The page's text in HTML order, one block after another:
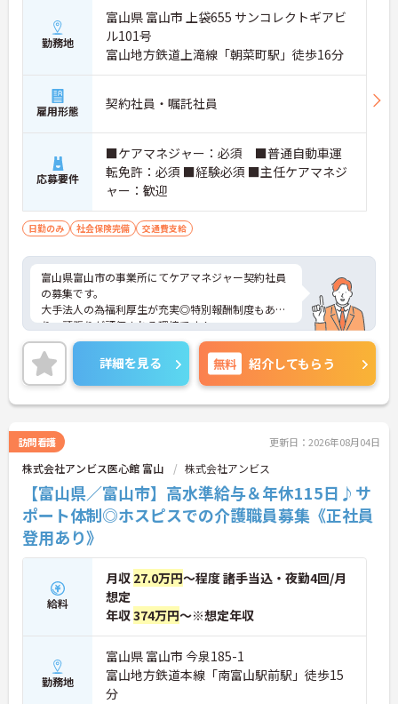
【多彩な経験を積み、専門性やキャリアを高められ
ます】
・在宅系から入居系まで幅広いサービスを展開して
・マネジメントへの挑戦など多彩なキャリアパスが
用意されているため、ご自身の目標に合わせて成長
していける環境です。
【頑張りが収入に直結し、モチベーションを高めら
れます】
・施設運営への貢献やチームワークを評価する独自
の特別報酬制度により、賞与とは別に収入アップが
期待できます。
いモチベーションを維持しながらやりがいを持って
働けます。
【個性を活かしながら、自分らしいスタイルで働け
ます】
・髪色やネイル、ヒゲなどが原則自由となってお
り、ご自身の価値観や清潔感を大切にしながら自分
らしく働ける環境です。
勤務地
富山県 富山市 上袋655 サンコレクトギアビ
ル101号
富山地方鉄道上滝線「朝菜町駅」徒歩16分
雇用形態 契約社員・嘱託社員
応募要件
■ケアマネジャー：必須 ■普通自動車運
転免許：必須 ■経験必須 ■主任ケアマネジ
ャー：歓迎
日勤のみ 社会保険完備 交通費支給
富山県富山市の事業所にてケアマネジャー契約社員
の募集です。
大手法人の為福利厚生が充実◎特別報酬制度もあ
り、頑張りが評価される環境です！
リフレッシュ休暇が年間17日とプライベートとの両
立も可能です。
ご興味のある方には、面接対策ポイントなどさらに
詳細をお話いたしますので、お気軽にご相談くださ
い。
詳細を見る 無料 紹介してもらう
訪問看護 更新日：2026年08月04日
株式会社アンビス医心館 富山 株式会社アンビス
【富山県／富山市】高水準給与＆年休115日♪サ
ポート体制◎ホスピスでの介護職員募集《正社員
登用あり》
給料
月収 27.0万円～程度 諸手当込・夜勤4回/月
想定
年収374万円～※想定年収
勤務地
富山県 富山市 今泉185-1
富山地方鉄道本線「南富山駅前駅」徒歩15
分